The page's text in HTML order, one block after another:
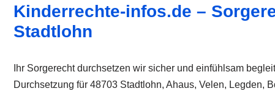
Kinderrechte-infos.de –
Stadtlohn
Ihr Sorgerecht durchsetzen wir sicher und einfühlsam
Durchsetzung für 48703 Stadtlohn, Ahaus, Velen, Legden,